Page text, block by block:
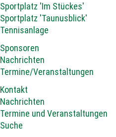
Sportplatz 'Im Stückes'
Sportplatz 'Taunusblick'
Tennisanlage
Sponsoren
Nachrichten
Termine/Veranstaltungen
Kontakt
Nachrichten
Termine und Veranstaltungen
Suche